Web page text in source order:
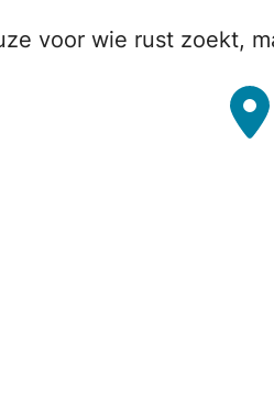
voor wie rust zoekt,